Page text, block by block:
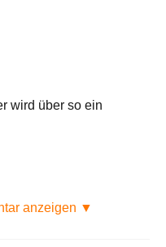
wird über so ein
anzeigen ▼